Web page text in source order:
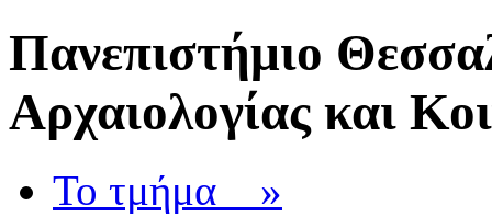
Πανεπιστήμιο
Αρχαιολογίας και
Το τμήμα »